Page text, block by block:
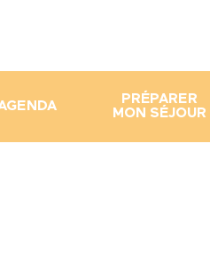
PRÉPARER
MON SÉJOUR